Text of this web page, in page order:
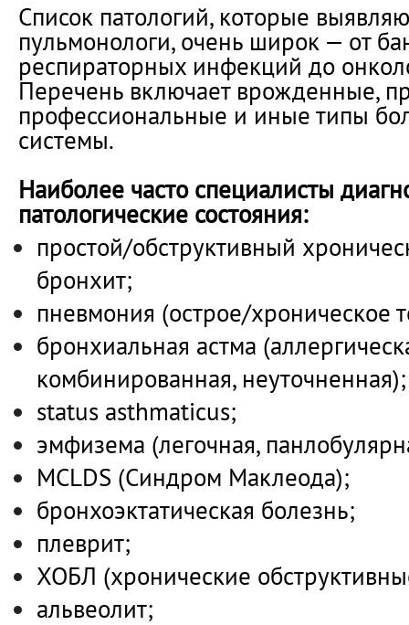
Список патологий, которые
пульмонологи, очень широк — от
респираторных инфекций до
Перечень включает врожденные,
профессиональные и иные типы
системы.
Наиболее часто специалисты
патологические состояния:
простой/обструктивный
бронхит;
пневмония (острое/хроническое
бронхиальная астма
комбинированная, неуточненная);
status asthmaticus;
эмфизема (легочная,
MCLDS (Синдром Маклеода);
бронхоэктатическая болезнь;
плеврит;
ХОБЛ (хронические
альвеолит;